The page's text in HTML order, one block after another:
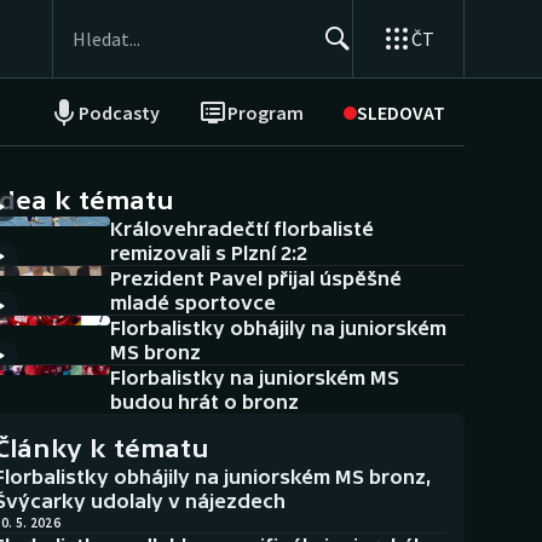
ČT
Podcasty Program SLEDOVAT
NEPŘEHLÉDNĚTE
Historické návraty
Aplikace ČT sport
AZ kvíz
k tématu
Královehradečtí florbalisté
remizovali s Plzní 2:2
Prezident Pavel přijal úspěšné
mladé sportovce
Florbalistky obhájily na juniorském
MS bronz
Florbalistky na juniorském MS
budou hrát o bronz
k tématu
obhájily na juniorském MS bronz,
udolaly v nájezdech
5. 2026